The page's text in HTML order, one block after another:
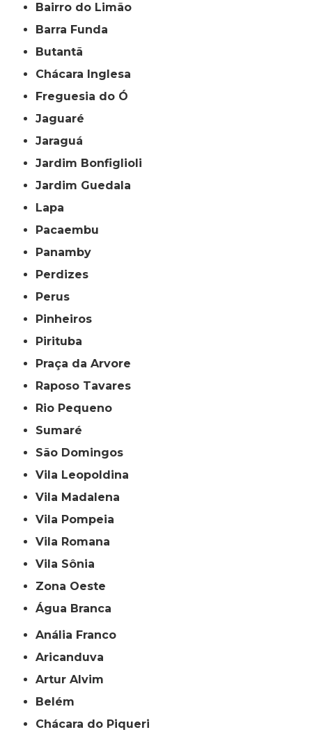
Bairro do Limão
Barra Funda
Butantã
Chácara Inglesa
Freguesia do Ó
Jaguaré
Jaraguá
Jardim Bonfiglioli
Jardim Guedala
Lapa
Pacaembu
Panamby
Perdizes
Perus
Pinheiros
Pirituba
Praça da Arvore
Raposo Tavares
Rio Pequeno
Sumaré
São Domingos
Vila Leopoldina
Vila Madalena
Vila Pompeia
Vila Romana
Vila Sônia
Zona Oeste
Água Branca
Anália Franco
Aricanduva
Artur Alvim
Belém
Chácara do Piqueri